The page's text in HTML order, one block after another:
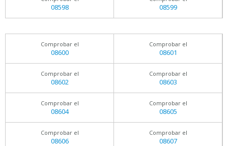
08598 08599
Comprobar el
08600
Comprobar el
08601
Comprobar el
08602
Comprobar el
08603
Comprobar el
08604
Comprobar el
08605
Comprobar el
08606
Comprobar el
08607